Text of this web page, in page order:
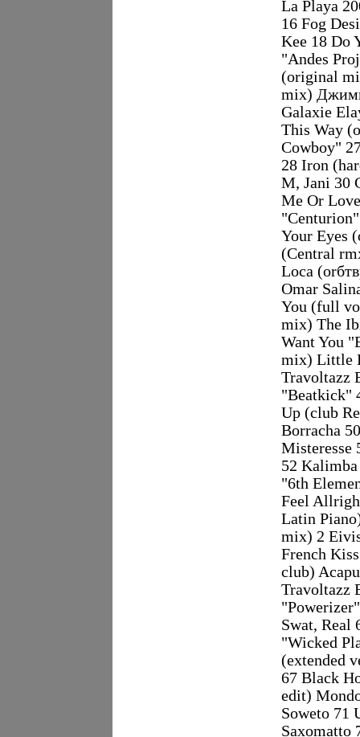
La Playa
16 Fog
Kee 18 Do
"Andes
(original
mix)
Galaxie
This Way
Cowboy"
28 Iron
M, Jani 30
Me Or
Your Eyes
(Central
Loca
Omar
You (full
mix) The
Want You
mix) Little
Travoltazz
"Beatkick"
Up (club
Borracha
Misteresse
52
"6th
Feel
Latin
mix) 2
French
club)
Travoltazz
Swat, Real
"Wicked
(extended
67 Black
edit)
Soweto 71
Saxomatto